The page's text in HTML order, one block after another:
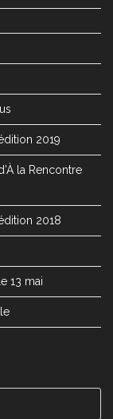
2019
la Rencontre
2018
13 mai